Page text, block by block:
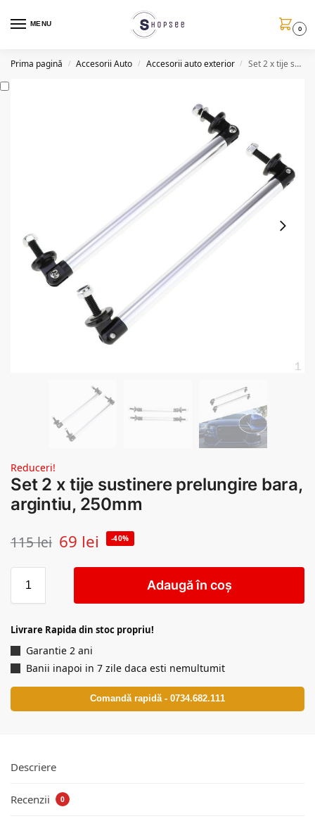
MENU
0
Prima pagină / Accesorii Auto / Accesorii auto exterior / Set 2 x tije sustinere prelungire bara, argintiu, 250mm
Reduceri!
Set 2 x tije sustinere prelungire bara,
argintiu, 250mm
115lei 69 lei -40%
Adaugă în coș
Livrare Rapida din stoc propriu!
Garantie 2 ani
Banii inapoi in 7 zile daca esti nemultumit
Comandă rapidă - 0734.682.111
Descriere
Recenzii 0